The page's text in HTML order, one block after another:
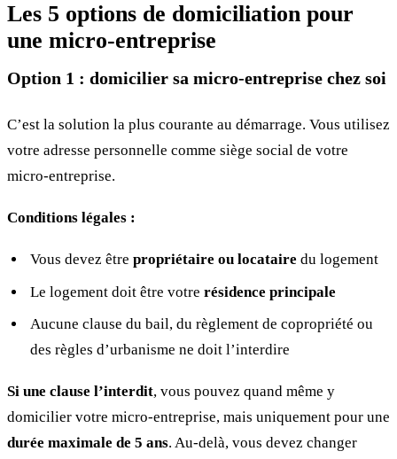
Les 5 options de domiciliation pour
une micro-entreprise
Option 1 : domicilier sa micro-entreprise chez soi
C’est la solution la plus courante au démarrage. Vous utilisez
votre adresse personnelle comme siège social de votre
micro-entreprise.
Conditions légales :
Vous devez être propriétaire ou locataire du logement
Le logement doit être votre résidence principale
Aucune clause du bail, du règlement de copropriété ou
des règles d’urbanisme ne doit l’interdire
Si une clause l’interdit, vous pouvez quand même y
domicilier votre micro-entreprise, mais uniquement pour une
durée maximale de 5 ans. Au-delà, vous devez changer